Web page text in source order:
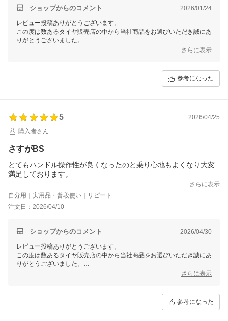
ショップからのコメント 2026/01/24
レビュー投稿ありがとうございます。
この度は数あるタイヤ販売店の中から当社商品をお選びいただき誠にあ
りがとうございました。
今後ともお客様に満足頂けるような対応・サービスをスタッフ一同努め
さらに表示
参考になった
5
2026/04/25
購入者さん
さすがBS
とてもハンドル操作性が良くなったのと乗り心地もよくなり大変
満足しております。
さらに表示
自分用｜実用品・普段使い｜リピート
注文日：2026/04/10
ショップからのコメント 2026/04/30
レビュー投稿ありがとうございます。
この度は数あるタイヤ販売店の中から当社商品をお選びいただき誠にあ
りがとうございました。
今後ともお客様に満足頂けるような対応・サービスをスタッフ一同努め
さらに表示
参考になった